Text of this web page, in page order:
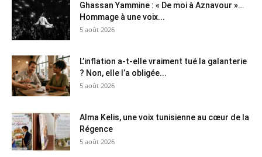
Ghassan Yammine : « De moi à Aznavour »…
Hommage à une voix...
5 août 2026
L’inflation a-t-elle vraiment tué la galanterie
? Non, elle l’a obligée...
5 août 2026
Alma Kelis, une voix tunisienne au cœur de la
Régence
5 août 2026